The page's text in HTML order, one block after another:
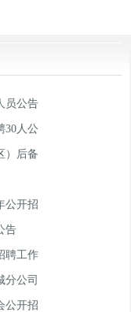
员公告
30人公
）后备
公开招
告
聘工作
分公司
公开招